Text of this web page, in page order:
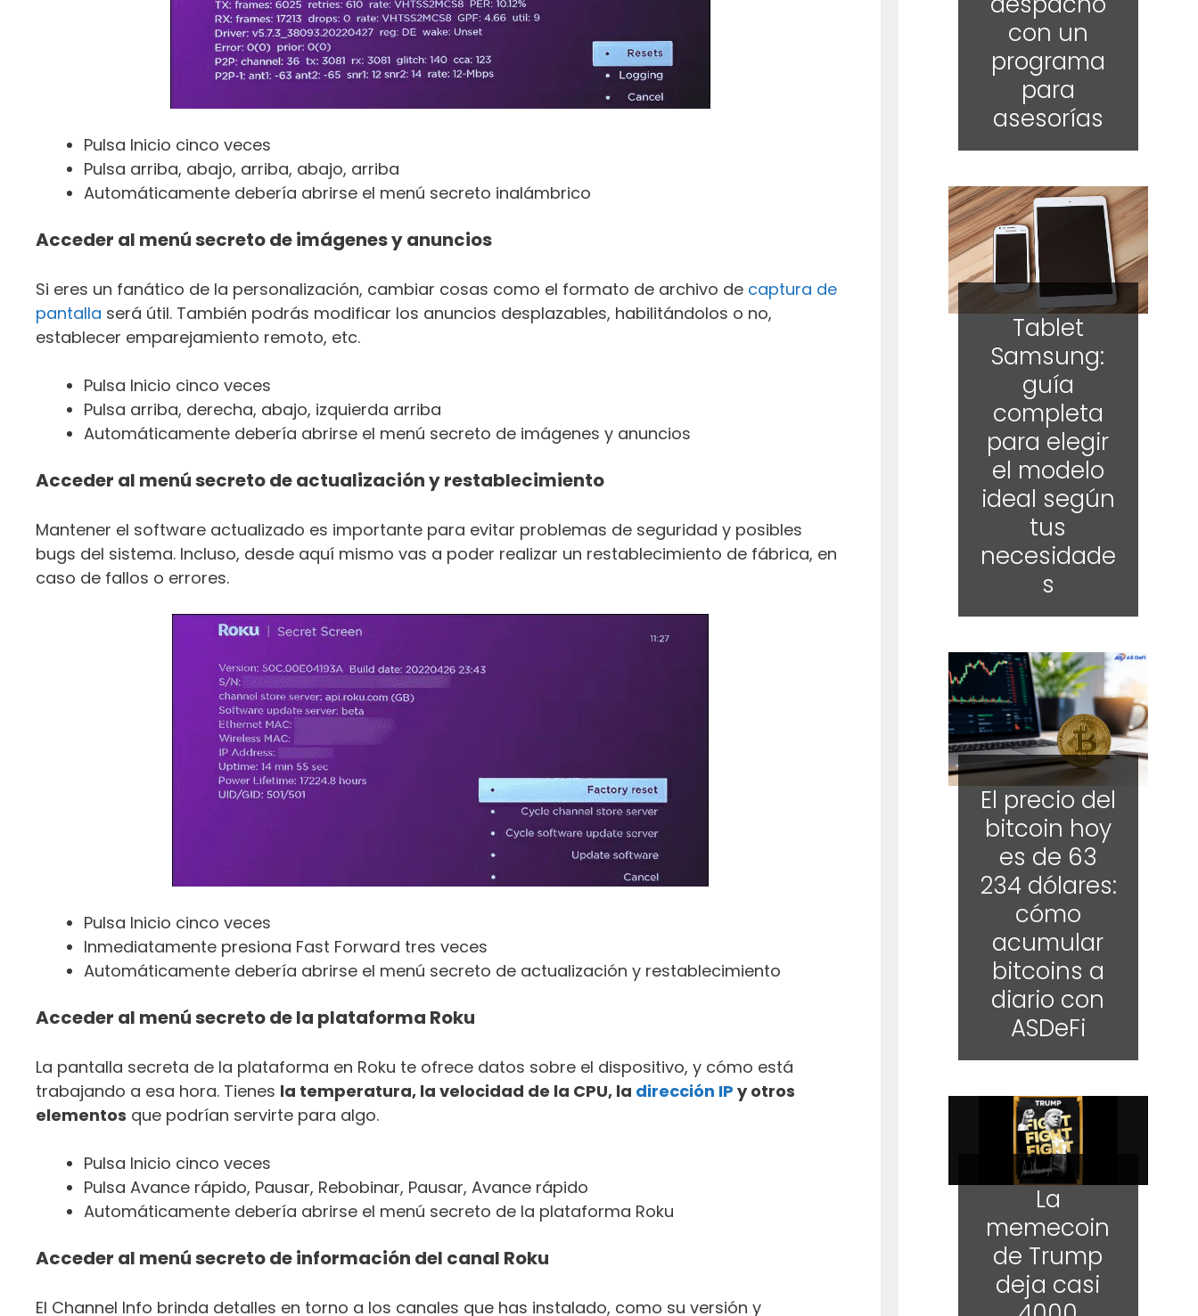
Pulsa Inicio cinco veces
Pulsa arriba, abajo, arriba, abajo, arriba
Automáticamente debería abrirse el menú secreto inalámbrico
Acceder al menú secreto de imágenes y anuncios
Si eres un fanático de la personalización, cambiar cosas como el formato de archivo de captura de
pantalla será útil. También podrás modificar los anuncios desplazables, habilitándolos o no,
establecer emparejamiento remoto, etc.
Pulsa Inicio cinco veces
Pulsa arriba, derecha, abajo, izquierda arriba
Automáticamente debería abrirse el menú secreto de imágenes y anuncios
Acceder al menú secreto de actualización y restablecimiento
Mantener el software actualizado es importante para evitar problemas de seguridad y posibles
bugs del sistema. Incluso, desde aquí mismo vas a poder realizar un restablecimiento de fábrica, en
caso de fallos o errores.
Pulsa Inicio cinco veces
Inmediatamente presiona Fast Forward tres veces
Automáticamente debería abrirse el menú secreto de actualización y restablecimiento
Acceder al menú secreto de la plataforma Roku
La pantalla secreta de la plataforma en Roku te ofrece datos sobre el dispositivo, y cómo está
trabajando a esa hora. Tienes la temperatura, la velocidad de la CPU, la dirección IP y otros
elementos que podrían servirte para algo.
Pulsa Inicio cinco veces
Pulsa Avance rápido, Pausar, Rebobinar, Pausar, Avance rápido
Automáticamente debería abrirse el menú secreto de la plataforma Roku
Acceder al menú secreto de información del canal Roku
El Channel Info brinda detalles en torno a los canales que has instalado, como su versión y
con un
programa
para
asesorías
Tablet
Samsung:
guía
completa
para elegir
el modelo
ideal según
tus
necesidade
s
El precio del
bitcoin hoy
es de 63
234 dólares:
cómo
acumular
bitcoins a
diario con
ASDeFi
La
memecoin
de Trump
deja casi